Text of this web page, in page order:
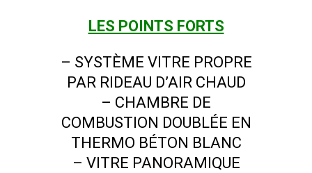
LES POINTS FORTS
– SYSTÈME VITRE PROPRE
PAR RIDEAU D’AIR CHAUD
– CHAMBRE DE
COMBUSTION DOUBLÉE EN
THERMO BÉTON BLANC
– VITRE PANORAMIQUE